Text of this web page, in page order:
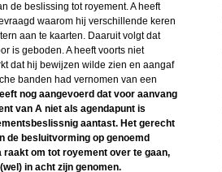
de beslissing tot royement. A heeft
waarom hij verschillende keren
aan te kaarten. Daaruit volgt dat
is geboden. A heeft voorts niet
dat hij bewijzen wilde zien en aangaf
banden had vernomen van een
nog aangevoerd dat voor aanvang
van A niet als agendapunt is
aantast. Het gerecht
de besluitvorming op genoemd
om tot royement over te gaan,
in acht zijn genomen.